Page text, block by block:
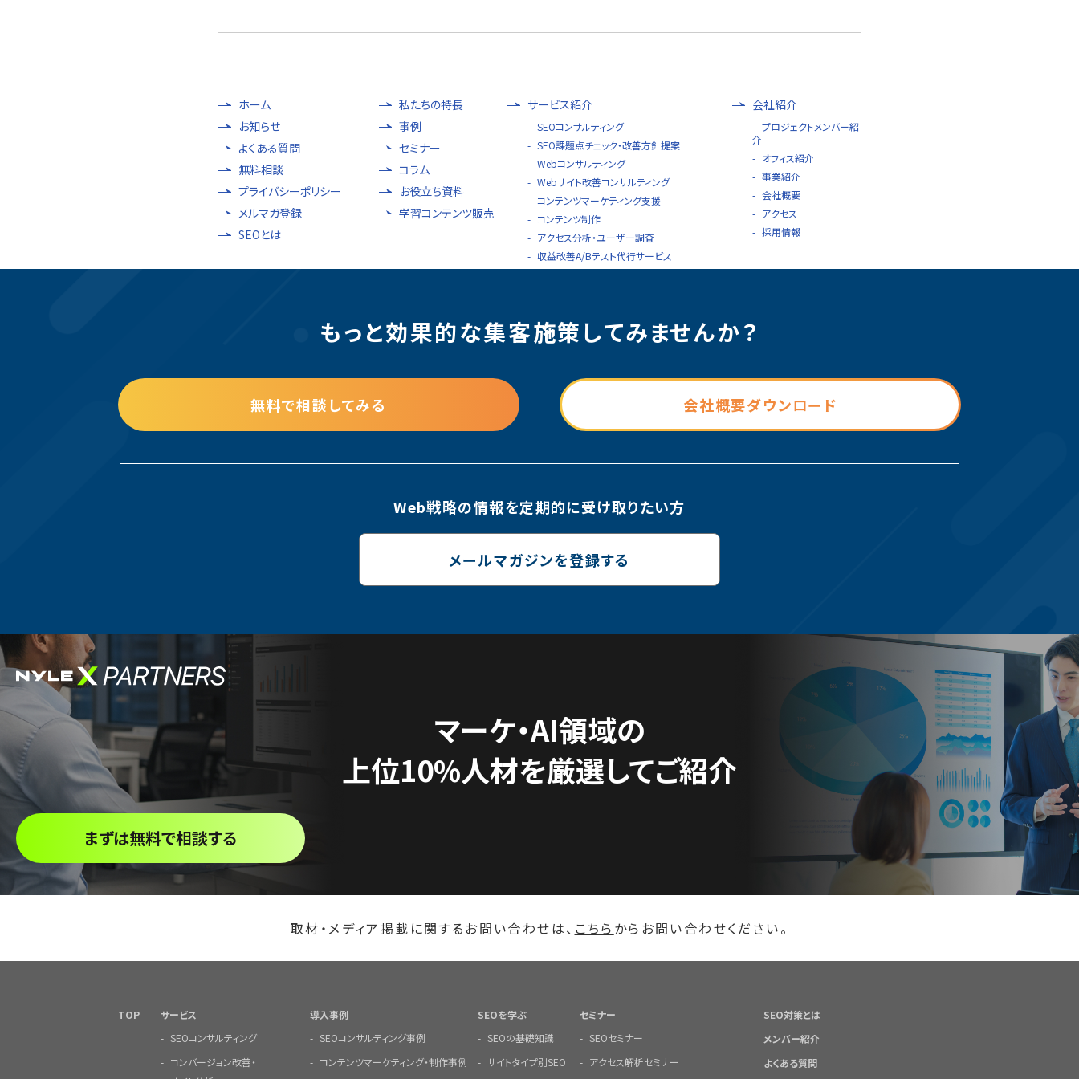
ホーム
お知らせ
よくある質問
無料相談
プライバシーポリシー
メルマガ登録
SEOとは
私たちの特長
事例
セミナー
コラム
お役立ち資料
学習コンテンツ販売
サービス紹介
SEOコンサルティング
SEO課題点チェック・改善方針提案
Webコンサルティング
Webサイト改善コンサルティング
コンテンツマーケティング支援
コンテンツ制作
アクセス分析・ユーザー調査
収益改善A/Bテスト代行サービス
会社紹介
プロジェクトメンバー紹
介
オフィス紹介
事業紹介
会社概要
アクセス
採用情報
もっと効果的な集客施策してみませんか？
無料で相談してみる 会社概要ダウンロード
Web戦略の情報を定期的に受け取りたい方
メールマガジンを登録する
マーケ・AI領域の
上位10%人材を厳選してご紹介
まずは無料で相談する
取材・メディア掲載に関するお問い合わせは、 こちら からお問い合わせください。
TOP
サービス
SEOコンサルティング
コンバージョン改善・
導入事例
SEOコンサルティング事例
コンテンツマーケティング・制作事例
SEOを学ぶ
SEOの基礎知識
サイトタイプ別SEO
セミナー
SEOセミナー
アクセス解析セミナー
SEO対策とは
メンバー紹介
よくある質問